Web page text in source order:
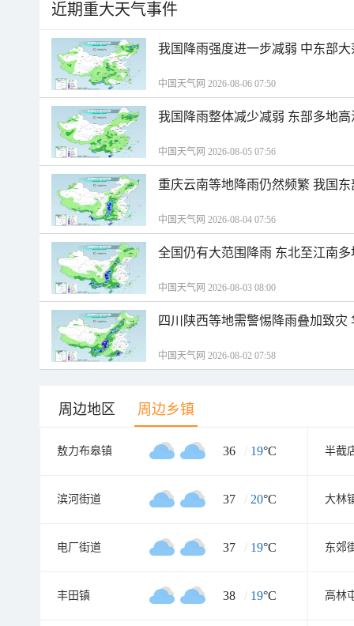
近期重大天气事件
我国降雨强度进一步减弱 中东部
中国天气网 2026-08-06 07:50
我国降雨整体减少减弱 东部多地
中国天气网 2026-08-05 07:56
重庆云南等地降雨仍然频繁 我国
中国天气网 2026-08-04 07:56
全国仍有大范围降雨 东北至江南
中国天气网 2026-08-03 08:00
四川陕西等地需警惕降雨叠加致
中国天气网 2026-08-02 07:58
周边地区 周边乡镇
敖力布皋镇 36 / 19°C 半截
滨河街道 37 / 20°C 大林
电厂街道 37 / 19°C 东郊
丰田镇 38 / 19°C 高林